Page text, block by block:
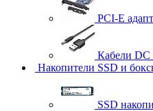
PCI-E
Кабели DC
Накопители SSD и
SSD